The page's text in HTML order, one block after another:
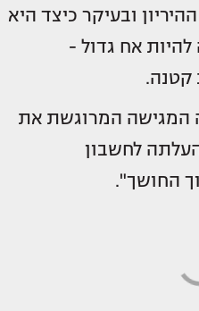
ובעיקר כיצד היא
אח גדול -
קטנה.
המגישה המרוגשת את
לחשבון
החושך".